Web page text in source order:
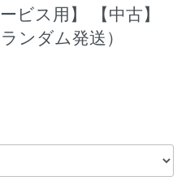
ビス用】 【中古】
ンダム発送）